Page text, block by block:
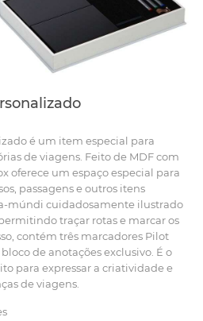
é um item especial para
de viagens. Feito de MDF com
oferece um espaço especial para
passagens e outros itens
múndi cuidadosamente ilustrado
traçar rotas e marcar os
contém três marcadores Pilot
de anotações exclusivo. É o
para expressar a criatividade e
de viagens.